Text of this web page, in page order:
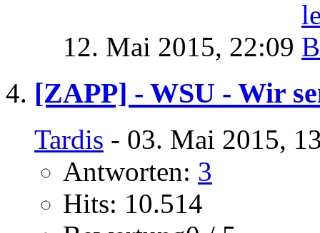
12. Mai 2015, 22:09
[ZAPP] - WSU - Wir
Tardis - 03. Mai 2015,
Antworten: 3
Hits: 10.514